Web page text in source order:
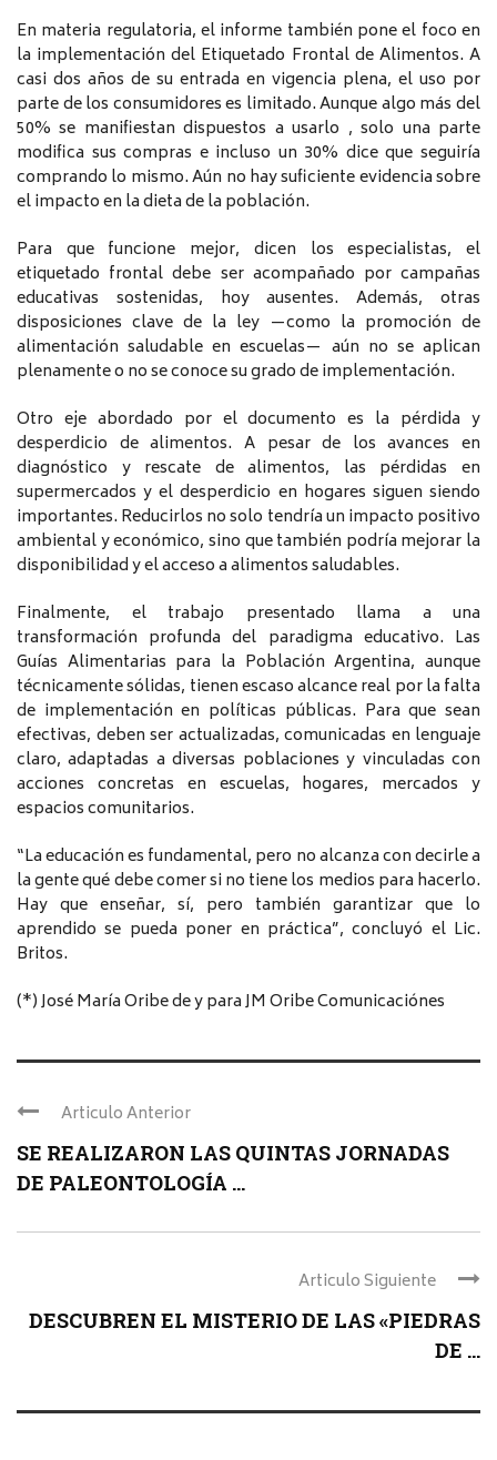
En materia regulatoria, el informe también pone el foco en
la implementación del Etiquetado Frontal de Alimentos. A
casi dos años de su entrada en vigencia plena, el uso por
parte de los consumidores es limitado. Aunque algo más del
50% se manifiestan dispuestos a usarlo , solo una parte
modifica sus compras e incluso un 30% dice que seguiría
comprando lo mismo. Aún no hay suficiente evidencia sobre
el impacto en la dieta de la población.
Para que funcione mejor, dicen los especialistas, el
etiquetado frontal debe ser acompañado por campañas
educativas sostenidas, hoy ausentes. Además, otras
disposiciones clave de la ley —como la promoción de
alimentación saludable en escuelas— aún no se aplican
plenamente o no se conoce su grado de implementación.
Otro eje abordado por el documento es la pérdida y
desperdicio de alimentos. A pesar de los avances en
diagnóstico y rescate de alimentos, las pérdidas en
supermercados y el desperdicio en hogares siguen siendo
importantes. Reducirlos no solo tendría un impacto positivo
ambiental y económico, sino que también podría mejorar la
disponibilidad y el acceso a alimentos saludables.
Finalmente, el trabajo presentado llama a una
transformación profunda del paradigma educativo. Las
Guías Alimentarias para la Población Argentina, aunque
técnicamente sólidas, tienen escaso alcance real por la falta
de implementación en políticas públicas. Para que sean
efectivas, deben ser actualizadas, comunicadas en lenguaje
claro, adaptadas a diversas poblaciones y vinculadas con
acciones concretas en escuelas, hogares, mercados y
espacios comunitarios.
“La educación es fundamental, pero no alcanza con decirle a
la gente qué debe comer si no tiene los medios para hacerlo.
Hay que enseñar, sí, pero también garantizar que lo
aprendido se pueda poner en práctica”, concluyó el Lic.
Britos.
(*) José María Oribe de y para JM Oribe Comunicaciónes
Articulo Anterior
SE REALIZARON LAS QUINTAS JORNADAS
DE PALEONTOLOGÍA ...
Articulo Siguiente
DESCUBREN EL MISTERIO DE LAS «PIEDRAS
DE ...